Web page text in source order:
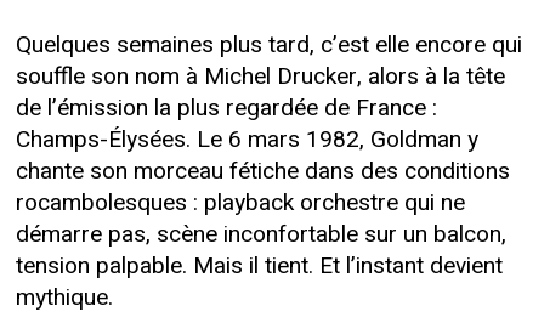
Quelques semaines plus tard, c’est elle encore qui
souffle son nom à Michel Drucker, alors à la tête
de l’émission la plus regardée de France :
Champs-Élysées. Le 6 mars 1982, Goldman y
chante son morceau fétiche dans des conditions
rocambolesques : playback orchestre qui ne
démarre pas, scène inconfortable sur un balcon,
tension palpable. Mais il tient. Et l’instant devient
mythique.